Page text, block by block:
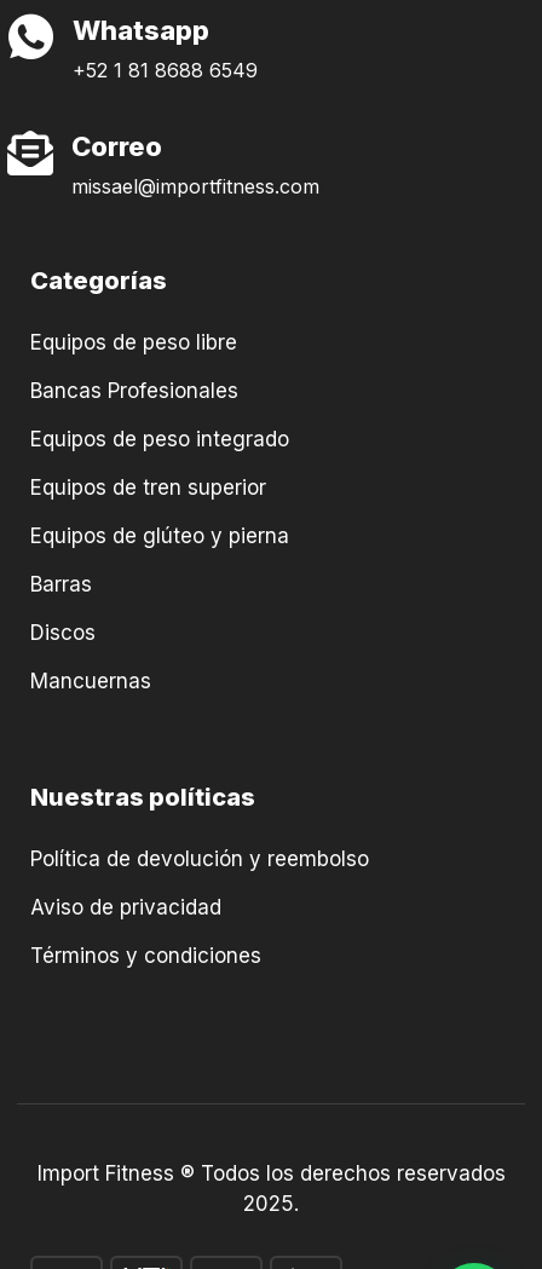
Whatsapp
+52 1 81 8688 6549
Correo
missael@importfitness.com
Categorías
Equipos de peso libre
Bancas Profesionales
Equipos de peso integrado
Equipos de tren superior
Equipos de glúteo y pierna
Barras
Discos
Mancuernas
Nuestras políticas
Política de devolución y reembolso
Aviso de privacidad
Términos y condiciones
Import Fitness ® Todos los derechos reservados
2025.